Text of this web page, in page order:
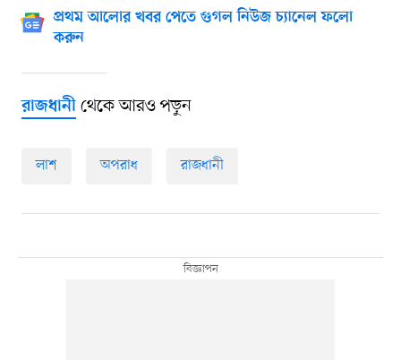
প্রথম আলোর খবর পেতে গুগল নিউজ চ্যানেল ফলো
করুন
রাজধানীথেকে আরও পড়ুন
লাশ অপরাধ রাজধানী